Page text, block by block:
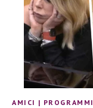
AMICI | PROGRAMMI